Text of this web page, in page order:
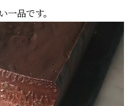
一品です。